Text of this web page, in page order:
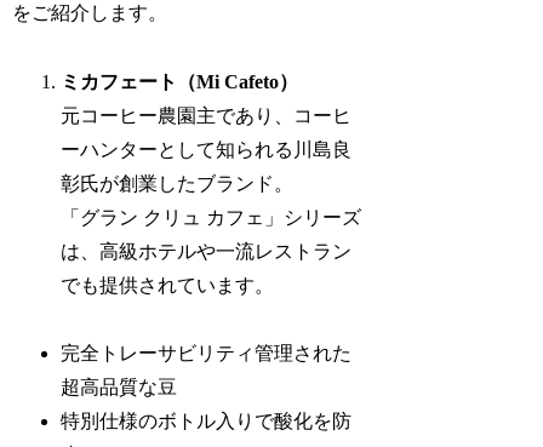
をご紹介します。
ミカフェート（Mi Cafeto）
元コーヒー農園主であり、コーヒ
ーハンターとして知られる川島良
彰氏が創業したブランド。
「グラン クリュ カフェ」シリーズ
は、高級ホテルや一流レストラン
でも提供されています。
完全トレーサビリティ管理された
超高品質な豆
特別仕様のボトル入りで酸化を防